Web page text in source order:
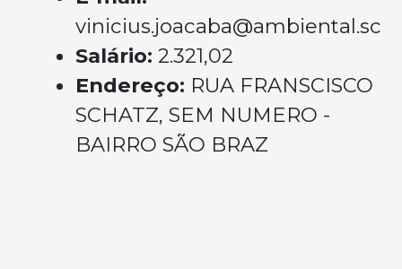
vinicius.joacaba@ambiental.sc
Salário: 2.321,02
Endereço: RUA FRANSCISCO
SCHATZ, SEM NUMERO -
BAIRRO SÃO BRAZ